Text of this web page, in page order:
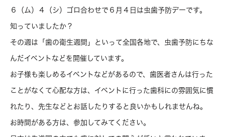
６（ム）４（シ）ゴロ合わせで６月４日は虫歯予防デーです。
知っていましたか？
その週は「歯の衛生週間」といって全国各地で、虫歯予防にちな
んだイベントなどを開催しています。
お子様も楽しめるイベントなどがあるので、歯医者さんは行った
ことがなくて心配な方は、イベントに行った歯科にの雰囲気に慣
れたり、先生などとお話したりすると良いかもしれませんね。
お時間がある方は、参加してみてください。